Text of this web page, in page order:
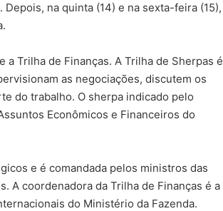
na quinta (14) e na sexta-feira (15),
a Trilha de Finanças. A Trilha de Sherpas é
as negociações, discutem os
do trabalho. O sherpa indicado pelo
Econômicos e Financeiros do
e é comandada pelos ministros das
A coordenadora da Trilha de Finanças é a
do Ministério da Fazenda.